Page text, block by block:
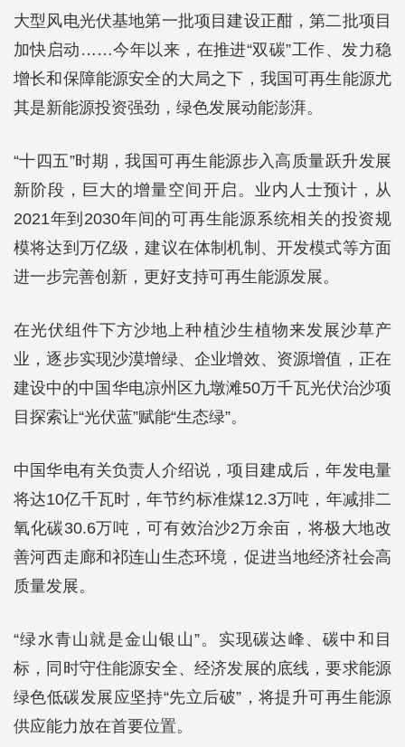
大型风电光伏基地第一批项目建设正酣，第二批项目
加快启动……今年以来，在推进“双碳”工作、发力稳
增长和保障能源安全的大局之下，我国可再生能源尤
其是新能源投资强劲，绿色发展动能澎湃。
“十四五”时期，我国可再生能源步入高质量跃升发展
新阶段，巨大的增量空间开启。业内人士预计，从
2021年到2030年间的可再生能源系统相关的投资规
模将达到万亿级，建议在体制机制、开发模式等方面
进一步完善创新，更好支持可再生能源发展。
在光伏组件下方沙地上种植沙生植物来发展沙草产
业，逐步实现沙漠增绿、企业增效、资源增值，正在
建设中的中国华电凉州区九墩滩50万千瓦光伏治沙项
目探索让“光伏蓝”赋能“生态绿”。
中国华电有关负责人介绍说，项目建成后，年发电量
将达10亿千瓦时，年节约标准煤12.3万吨，年减排二
氧化碳30.6万吨，可有效治沙2万余亩，将极大地改
善河西走廊和祁连山生态环境，促进当地经济社会高
质量发展。
“绿水青山就是金山银山”。实现碳达峰、碳中和目
标，同时守住能源安全、经济发展的底线，要求能源
绿色低碳发展应坚持“先立后破”，将提升可再生能源
供应能力放在首要位置。